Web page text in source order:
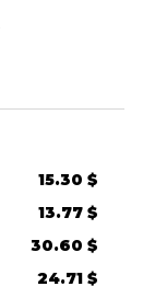
15.30 $
13.77 $
30.60 $
24.71 $